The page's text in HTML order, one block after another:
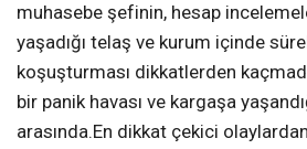
muhasebe şefinin, hesap
yaşadığı telaş ve kurum içinde
koşuşturması dikkatlerden
bir panik havası ve kargaşa
arasında.En dikkat çekici